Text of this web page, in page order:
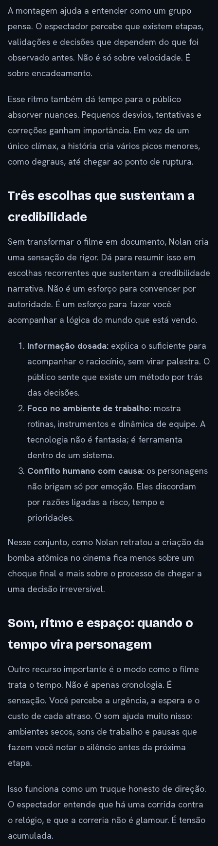
A montagem ajuda a entender como um grupo
pensa. O espectador percebe que existem etapas,
validações e decisões que dependem do que foi
observado antes. Não é só sobre velocidade. É
sobre encadeamento.
Esse ritmo também dá tempo para o público
absorver nuances. Pequenos desvios, tentativas e
correções ganham importância. Em vez de um
único clímax, a história cria vários picos menores,
como degraus, até chegar ao ponto de ruptura.
Três escolhas que sustentam a
credibilidade
Sem transformar o filme em documento, Nolan cria
uma sensação de rigor. Dá para resumir isso em
escolhas recorrentes que sustentam a credibilidade
narrativa. Não é um esforço para convencer por
autoridade. É um esforço para fazer você
acompanhar a lógica do mundo que está vendo.
Informação dosada: explica o suficiente para
acompanhar o raciocínio, sem virar palestra. O
público sente que existe um método por trás
das decisões.
Foco no ambiente de trabalho: mostra
rotinas, instrumentos e dinâmica de equipe. A
tecnologia não é fantasia; é ferramenta
dentro de um sistema.
Conflito humano com causa: os personagens
não brigam só por emoção. Eles discordam
por razões ligadas a risco, tempo e
prioridades.
Nesse conjunto, como Nolan retratou a criação da
bomba atômica no cinema fica menos sobre um
choque final e mais sobre o processo de chegar a
uma decisão irreversível.
Som, ritmo e espaço: quando o
tempo vira personagem
Outro recurso importante é o modo como o filme
trata o tempo. Não é apenas cronologia. É
sensação. Você percebe a urgência, a espera e o
custo de cada atraso. O som ajuda muito nisso:
ambientes secos, sons de trabalho e pausas que
fazem você notar o silêncio antes da próxima
etapa.
Isso funciona como um truque honesto de direção.
O espectador entende que há uma corrida contra
o relógio, e que a correria não é glamour. É tensão
acumulada.